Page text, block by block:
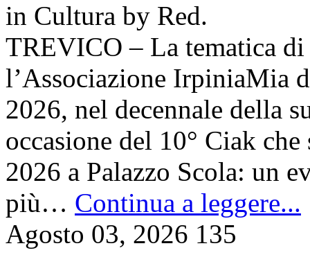
in Cultura by Red.
TREVICO – La tematica
l’Associazione IrpiniaMia
2026, nel decennale della
occasione del 10° Ciak
2026 a Palazzo Scola: un
più… Continua a leggere...
Agosto 03, 2026 135